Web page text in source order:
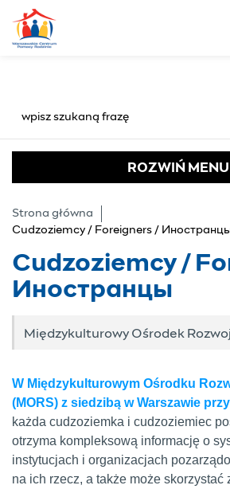
ROZWIŃ MENU
Strona główna
Cudzoziemcy / Foreigners /
Cudzoziemcy /
Иностранцы
Międzykulturowy Ośrodek
W Międzykulturowym Ośrodku
(MORS) z siedzibą w Warszawie
każda cudzoziemka i cudzoziemiec
otrzyma kompleksową informację o
instytucjach i organizacjach
na ich rzecz, a także może skorzystać